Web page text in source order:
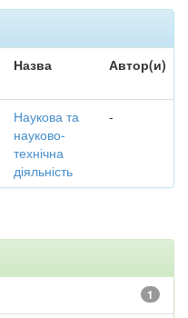
Назва Автор(и)
Наукова та
науково-
технічна
діяльність
-
1